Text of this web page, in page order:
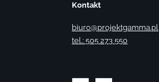
Kontakt
biuro@projektgamma.pl
tel.: 505 273 550